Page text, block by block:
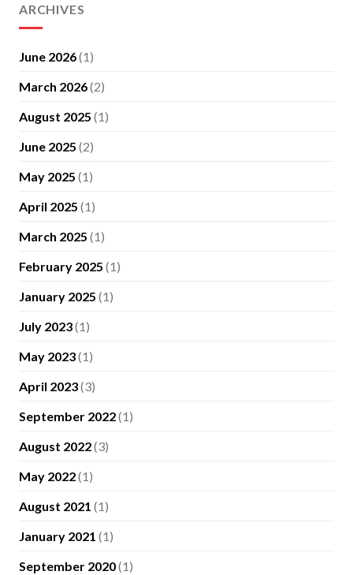
ARCHIVES
June 2026(1)
March 2026(2)
August 2025 (1)
June 2025 (2)
May 2025 (1)
April 2025 (1)
March 2025 (1)
February 2025 (1)
January 2025 (1)
July 2023(1)
May 2023(1)
April 2023(3)
September 2022(1)
August 2022(3)
May 2022(1)
August 2021 (1)
January 2021 (1)
September 2020(1)